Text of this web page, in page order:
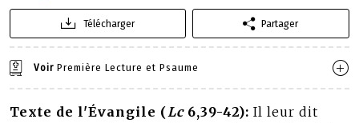
Télécharger Partager
Voir Première Lecture et Psaume
Texte de l'Évangile (Lc6,39-42): Il leur dit